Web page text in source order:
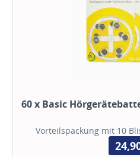
60 x Basic
Vorteilspackung mit 10